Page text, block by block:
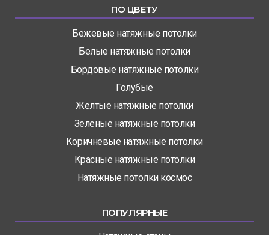
ПО ЦВЕТУ
Бежевые натяжные потолки
Белые натяжные потолки
Бордовые натяжные потолки
Голубые
Желтые натяжные потолки
Зеленые натяжные потолки
Коричневые натяжные потолки
Красные натяжные потолки
Натяжные потолки космос
ПОПУЛЯРНЫЕ